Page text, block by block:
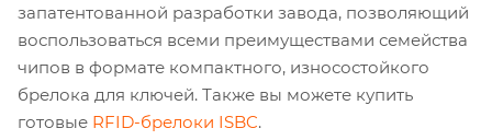
запатентованной разработки завода, позволяющий
воспользоваться всеми преимуществами семейства
чипов в формате компактного, износостойкого
брелока для ключей. Также вы можете купить
готовые RFID-брелоки ISBC.